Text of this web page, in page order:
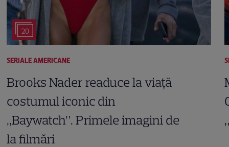
20
SERIALE AMERICANE
Brooks Nader readuce la viață
costumul iconic din
„Baywatch”. Primele imagini de
la filmări